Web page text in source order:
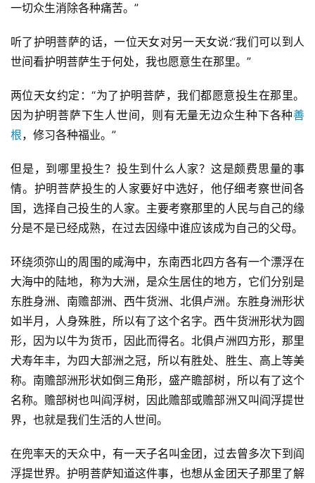
一切众生消除各种痛苦。”
听了护明菩萨的话，一位天女对另一天女说:“我们可以到人
世间看护明菩萨生于何处，我也愿意生在那里。”
两位天女约定：“为了护明菩萨，我们都愿意投生在那里。
因为护明菩萨下生人世间，则有无量无边众生种下各种善
根，修习各种福业。”
但是，到哪里投生？投生到什么人家？这是颇费思量的事
情。护明菩萨投生的人家要好中选好，他仔细考察世间各
国，选择自己投生的人家。主要考察那里的人民与自己的缘
分是不是已经成熟，在过去因缘中谁应该成为自己的父母。
环绕须弥山的周围的咸海中，东南西北四方各有一个漂浮在
大海中的陆地，称为大洲，是众生居住的地方，它们分别是
东胜身洲、南赡部洲、西牛货洲、北俱卢洲。东胜身洲形状
如半月，人身殊胜，所以有了这个名字。西牛货洲形状为圆
形，因为以牛为货币，因此而得名。北俱卢洲四方形，那里
犬寿年丰，为四大部洲之冠，所以有胜处、胜生、高上等美
称。南赡部洲形状如倒三角形，盛产贍部树，所以有了这个
名称。赡部树也叫阎浮树，因此赡部或赡部洲又叫阎浮提世
界，也就是我们生活的人世间。
在兜率天的天众中，有一天子名叫金团，过去曾多次下到阎
浮提世界。护明菩萨知道这件事，也想从金团天子那里了解